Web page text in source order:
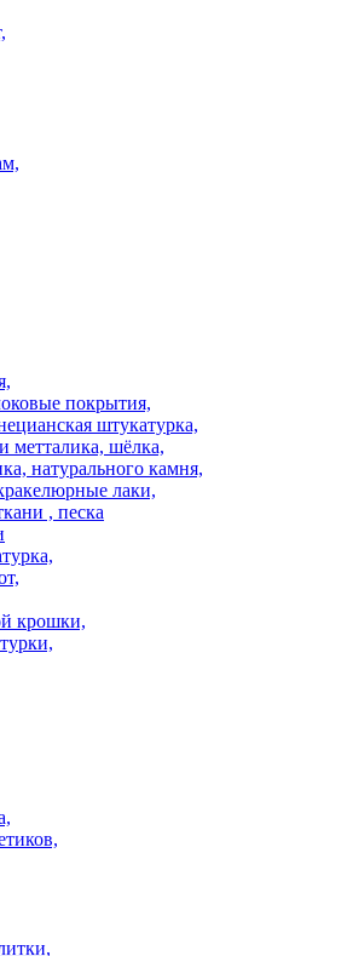
покрытия,
штукатурка,
метталика, шёлка,
натурального камня,
лаки,
, песка
крошки,